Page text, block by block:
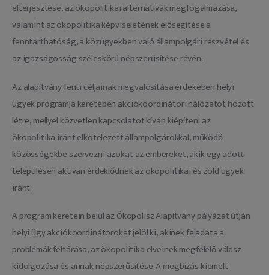
elterjesztése, az ökopolitikai alternatívák megfogalmazása,
valamint az ökopolitika képviseletének elősegítése a
fenntarthatóság, a közügyekben való állampolgári részvétel és
az igazságosság széleskörű népszerűsítése révén.
Az alapítvány fenti céljainak megvalósítása érdekében helyi
ügyek programja keretében akciókoordinátori hálózatot hozott
létre, mellyel közvetlen kapcsolatot kíván kiépíteni az
ökopolitika iránt elkötelezett állampolgárokkal, működő
közösségekbe szervezni azokat az embereket, akik egy adott
településen aktívan érdeklődnek az ökopolitikai és zöld ügyek
iránt.
A program keretein belül az Ökopolisz Alapítvány pályázat útján
helyi ügy akciókoordinátorokat jelöl ki, akinek feladata a
problémák feltárása, az ökopolitika elveinek megfelelő válasz
kidolgozása és annak népszerűsítése. A megbízás kiemelt